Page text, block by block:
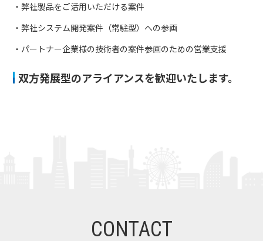
・弊社製品をご活用いただける案件
・弊社システム開発案件（常駐型）への参画
・パートナー企業様の技術者の案件参画のための営業支援
双方発展型のアライアンスを歓迎いたします。
CONTACT